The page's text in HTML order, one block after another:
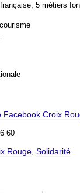
française, 5 métiers
Facebook Croix
60
Rouge ,Solidarité